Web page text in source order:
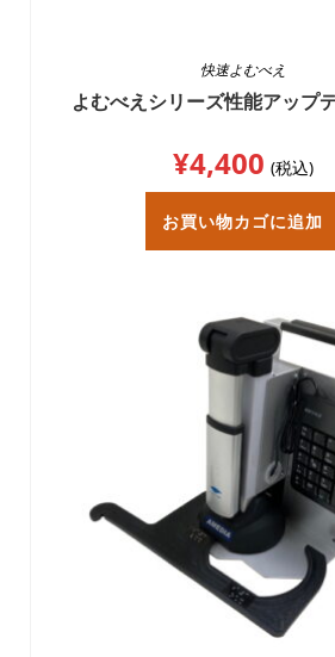
快速よむべえ
よむべえシリーズ性能アップ
¥4,400 (税込)
お買い物カゴに追加